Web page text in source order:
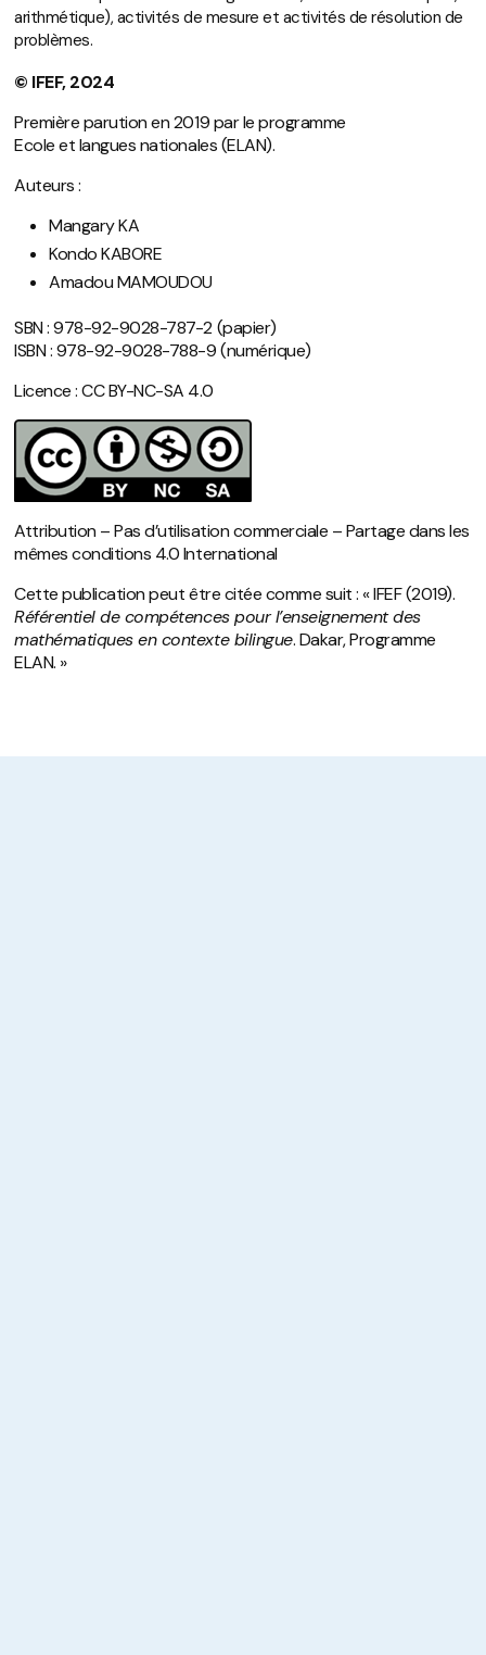
arithmétique), activités de mesure et activités de résolution de
problèmes.
© IFEF, 2024
Première parution en 2019 par le programme
Ecole et langues nationales (ELAN).
Auteurs :
Mangary KA
Kondo KABORE
Amadou MAMOUDOU
SBN : 978-92-9028-787-2 (papier)
ISBN : 978-92-9028-788-9 (numérique)
Licence : CC BY-NC-SA 4.0
Attribution – Pas d’utilisation commerciale – Partage dans les
mêmes conditions 4.0 International
Cette publication peut être citée comme suit : « IFEF (2019).
Référentiel de compétences pour l’enseignement des
mathématiques en contexte bilingue. Dakar, Programme
ELAN. »